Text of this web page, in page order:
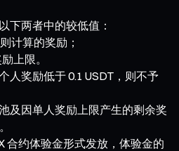
下两者中的较低值：
计算的奖励；
上限。
人奖励低于 0.1 USDT，则不予
及因单人奖励上限产生的剩余奖
合约体验金形式发放，体验金的